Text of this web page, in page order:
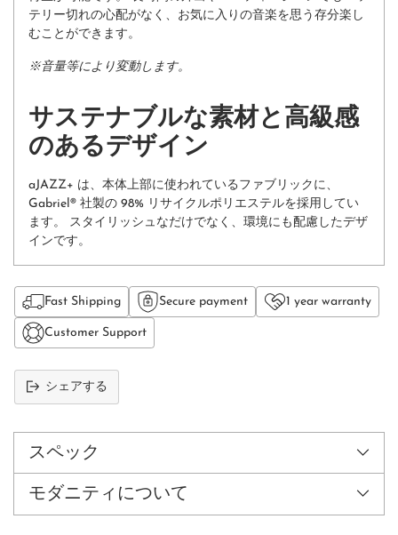
テリー切れの心配がなく、お気に入りの音楽を思う存分楽し
むことができます。
※音量等により変動します。
サステナブルな素材と高級感
のあるデザイン
aJAZZ+ は、本体上部に使われているファブリックに、
Gabriel® 社製の 98% リサイクルポリエステルを採用してい
ます。 スタイリッシュなだけでなく、環境にも配慮したデザ
インです。
Fast Shipping Secure payment 1 year warranty
Customer Support
シェアする
ー
スペック
モダニティについて